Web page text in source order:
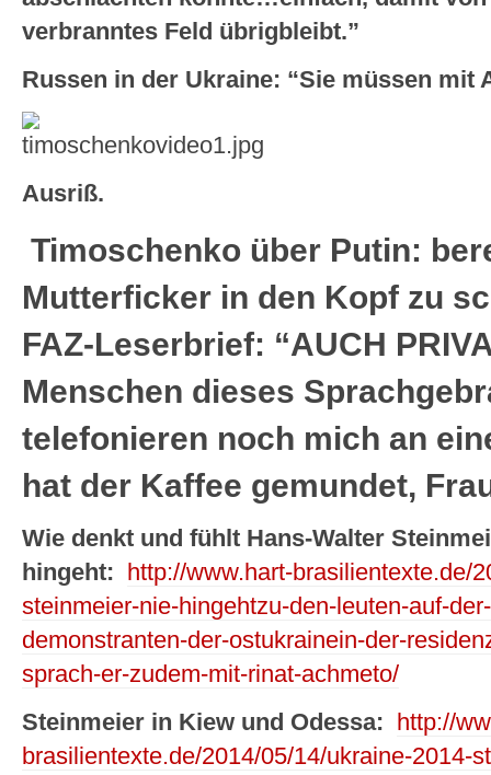
verbranntes Feld übrigbleibt.”
Russen in der Ukraine: “Sie müssen mit
Ausriß.
Timoschenko über Putin:
Mutterficker in den Kopf zu
FAZ-Leserbrief: “AUCH
Menschen dieses
telefonieren noch mich an
hat der Kaffee gemundet,
Wie denkt und fühlt Hans-Walter
hingeht:
http://www.hart-brasilientexte.de/
steinmeier-nie-hingehtzu-den-leuten-auf-
demonstranten-der-ostukrainein-der-
sprach-er-zudem-mit-rinat-achmeto/
Steinmeier in Kiew und Odessa:
http://
brasilientexte.de/2014/05/14/ukraine-2014-